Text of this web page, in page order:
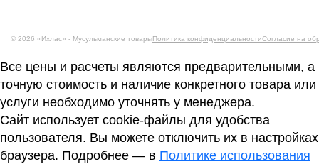
© 2026 «Ихлас» - Мусульманские товарыПолитика конфиденциальностиСогласие на
Все цены и расчеты являются предварительными, а
точную стоимость и наличие конкретного товара или
услуги необходимо уточнять у менеджера.
Сайт использует cookie-файлы для удобства
пользователя. Вы можете отключить их в настройках
браузера. Подробнее — в Политике использования